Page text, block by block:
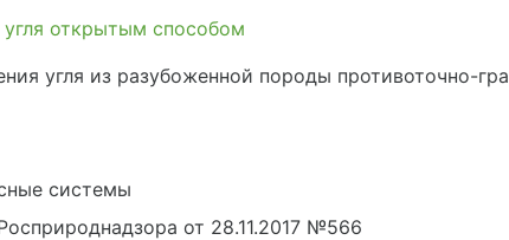
открытым способом
угля из разубоженной породы противоточно-
системы
от 28.11.2017 №566